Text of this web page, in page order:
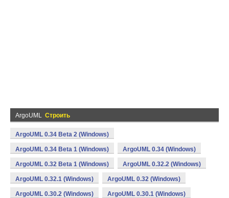
ArgoUML Строить
ArgoUML 0.34 Beta 2 (Windows)
ArgoUML 0.34 Beta 1 (Windows) ArgoUML 0.34 (Windows)
ArgoUML 0.32 Beta 1 (Windows) ArgoUML 0.32.2 (Windows)
ArgoUML 0.32.1 (Windows) ArgoUML 0.32 (Windows)
ArgoUML 0.30.2 (Windows) ArgoUML 0.30.1 (Windows)